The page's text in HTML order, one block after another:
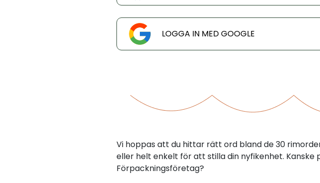
LOGGA IN MED GOOGLE
Vi hoppas att du hittar rätt ord bland de 30
eller helt enkelt för att stilla din nyfikenhet. Kanske
Förpackningsföretag?